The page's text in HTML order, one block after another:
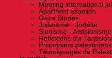
Meeting international
Apartheid israélien
Gaza Stories
Judaïsme - Judéité
Sionisme - Antisionisme
Réflexions sur
Prisonniers palestiniens
Témoignages de